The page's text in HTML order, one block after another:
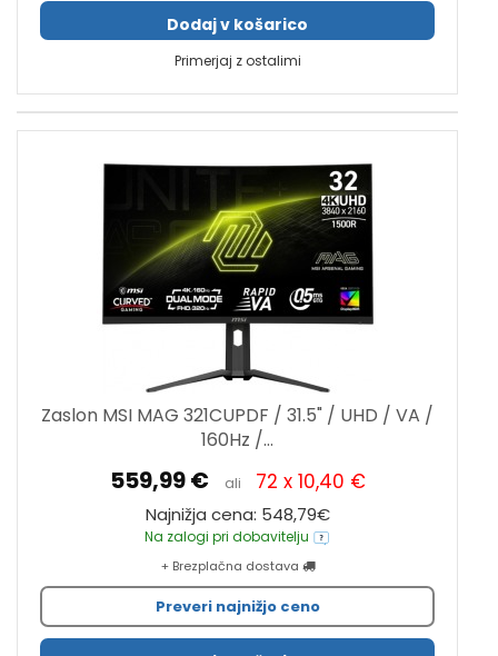
Dodaj v košarico
Primerjaj z ostalimi
Zaslon MSI MAG 321CUPDF / 31.5" / UHD / VA /
160Hz /...
559,99 € ali 72 x 10,40 €
Najnižja cena: 548,79€
Na zalogi pri dobavitelju
+ Brezplačna dostava
Preveri najnižjo ceno